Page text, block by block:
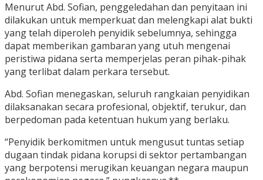
Menurut Abd. Sofian, penggeledahan dan penyitaan ini
dilakukan untuk memperkuat dan melengkapi alat bukti
yang telah diperoleh penyidik sebelumnya, sehingga
dapat memberikan gambaran yang utuh mengenai
peristiwa pidana serta memperjelas peran pihak-pihak
yang terlibat dalam perkara tersebut.
Abd. Sofian menegaskan, seluruh rangkaian penyidikan
dilaksanakan secara profesional, objektif, terukur, dan
berpedoman pada ketentuan hukum yang berlaku.
“Penyidik berkomitmen untuk mengusut tuntas setiap
dugaan tindak pidana korupsi di sektor pertambangan
yang berpotensi merugikan keuangan negara maupun